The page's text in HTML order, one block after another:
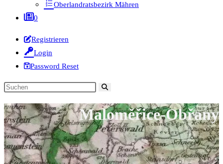
Oberlandratsbezirk Mähren
0
Registrieren
Login
Password Reset
Diese
durchsuchen
Maloměřice-Obřany